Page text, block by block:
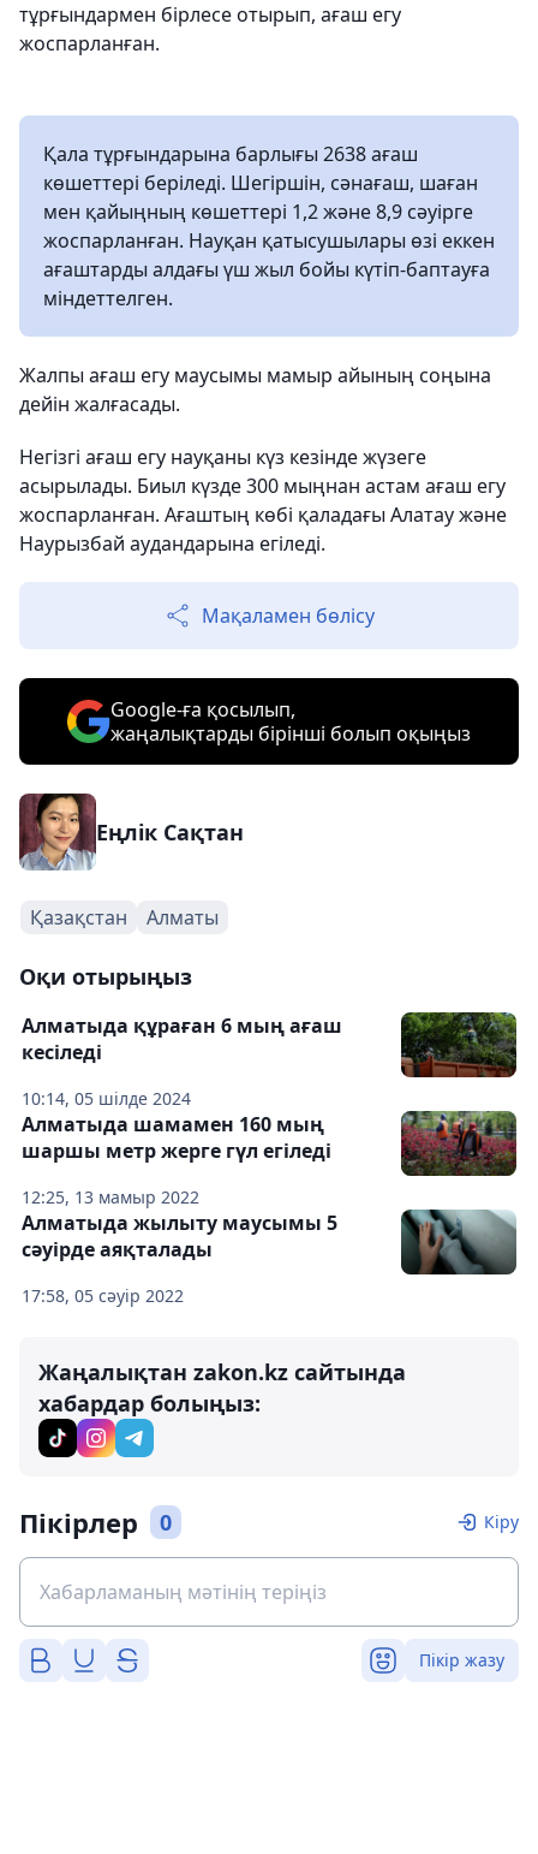
тұрғындармен бірлесе отырып, ағаш егу
жоспарланған.
Қала тұрғындарына барлығы 2638 ағаш
көшеттері беріледі. Шегіршін, сәнағаш, шаған
мен қайыңның көшеттері 1,2 және 8,9 сәуірге
жоспарланған. Науқан қатысушылары өзі еккен
ағаштарды алдағы үш жыл бойы күтіп-баптауға
міндеттелген.
Жалпы ағаш егу маусымы мамыр айының соңына
дейін жалғасады.
Негізгі ағаш егу науқаны күз кезінде жүзеге
асырылады. Биыл күзде 300 мыңнан астам ағаш егу
жоспарланған. Ағаштың көбі қаладағы Алатау және
Наурызбай аудандарына егіледі.
Мақаламен бөлісу
Google-ға қосылып,
жаңалықтарды бірінші болып оқыңыз
Еңлік Сақтан
Қазақстан Алматы
Оқи отырыңыз
10:14, 05 шілде 2024
Алматыда құраған 6 мың ағаш
кесіледі
12:25, 13 мамыр 2022
Алматыда шамамен 160 мың
шаршы метр жерге гүл егіледі
17:58, 05 сәуір 2022
Алматыда жылыту маусымы 5
сәуірде аяқталады
Жаңалықтан zakon.kz сайтында
хабардар болыңыз:
Пікірлер 0 Кіру
Пікір жазу